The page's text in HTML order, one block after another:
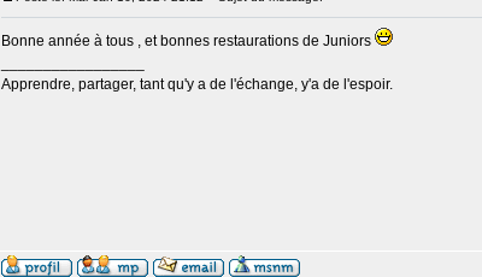
Bonne année à tous , et bonnes restaurations de Juniors
Apprendre, partager, tant qu'y a de l'échange, y'a de l'espoir.